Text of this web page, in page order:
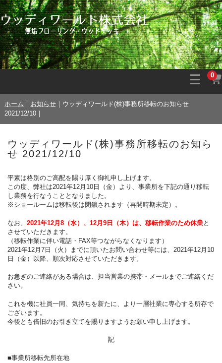
0
ホーム ｜ お知らせ｜ ウッディワールド(株)事務所移転のお知らせ
2021/12/10｜
ウッディワールド(株)事務所移転のお知ら
せ 2021/12/10
平素は格別のご高配を賜り厚く御礼申し上げます。
この度、弊社は2021年12月10日（金）より、事業所を下記の通り移転
し業務を行なうこととなりました。
※ショールームは移転後は閉鎖されます（再開時期未定）。
なお、 2021年12月8（水）、12月9日（木）は、移転作業のため休業と
させていただきます。
（移転作業に伴い電話・FAX等つながらなくなります）
2021年12月7日（火）までに頂いたお問い合わせ等には、2021年12月10
日（金）以降、順次対応させていただきます。
お急ぎのご連絡がある場合は、担当営業の携帯・メールまでご連絡くだ
さい。
これを機に社員一同、気持ちを新たに、より一層社業に専心する所存で
ございます。
今後とも倍旧のお引き立てを賜りますようお願い申し上げます。
記
■事業所移転先所在地